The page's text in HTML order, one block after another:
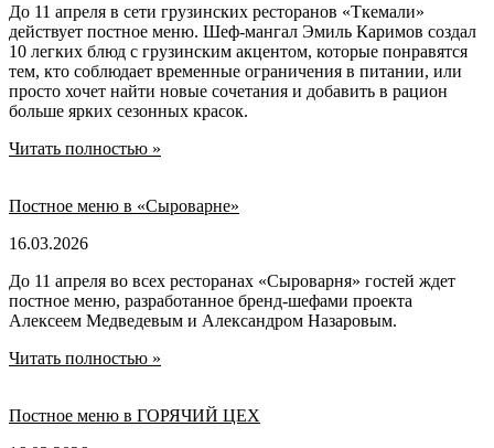
До 11 апреля в сети грузинских ресторанов «Ткемали»
действует постное меню. Шеф-мангал Эмиль Каримов создал
10 легких блюд с грузинским акцентом, которые понравятся
тем, кто соблюдает временные ограничения в питании, или
просто хочет найти новые сочетания и добавить в рацион
больше ярких сезонных красок.
Читать полностью »
Постное меню в «Сыроварне»
16.03.2026
До 11 апреля во всех ресторанах «Сыроварня» гостей ждет
постное меню, разработанное бренд-шефами проекта
Алексеем Медведевым и Александром Назаровым.
Читать полностью »
Постное меню в ГОРЯЧИЙ ЦЕХ